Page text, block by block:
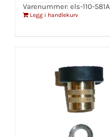
Varenummer: els-110-581A
Legg i handlekurv